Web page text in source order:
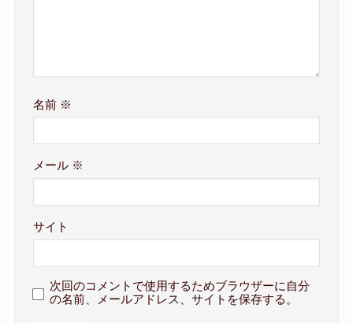
名前 ※
メール ※
サイト
次回のコメントで使用するためブラウザーに自分
の名前、メールアドレス、サイトを保存する。